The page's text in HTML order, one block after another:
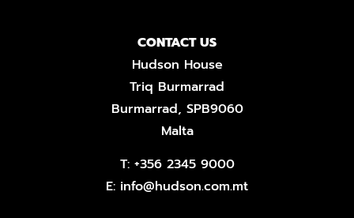
CONTACT US
Hudson House
Triq Burmarrad
Burmarrad, SPB9060
Malta
T: +356 2345 9000
E: info@hudson.com.mt